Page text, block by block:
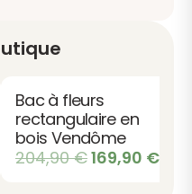
Bac à fleurs
rectangulaire en
bois Vendôme
204,90€Le
169,90 €Le